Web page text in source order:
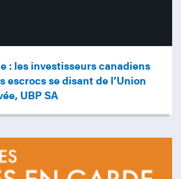
: les investisseurs canadiens
escrocs se disant de l’Union
UBP SA